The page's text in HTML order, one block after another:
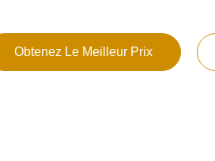
Obtenez Le Meilleur Prix